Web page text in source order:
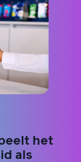
het
als